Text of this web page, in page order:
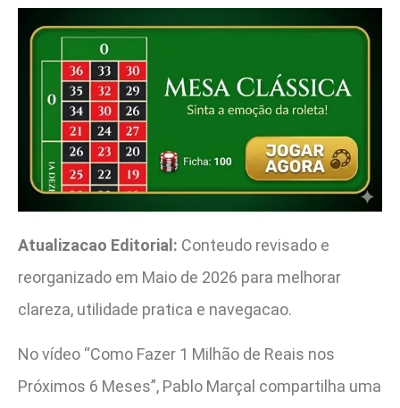
Atualizacao Editorial: Conteudo revisado e
reorganizado em Maio de 2026 para melhorar
clareza, utilidade pratica e navegacao.
No vídeo “Como Fazer 1 Milhão de Reais nos
Próximos 6 Meses”, Pablo Marçal compartilha uma